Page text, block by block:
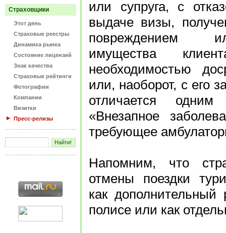
Страховщики
Этот день
Страховые реестры
Динамика рынка
Состояние лицензий
Знак качества
Страховые рейтинги
Фотографии
Компании
Визитки
Пресс-релизы
или супруга, с
выдаче визы,
повреждением
имущества
необходимостью
или, наоборот, с его
отличается
«Внезапное
требующее
Напомним, что
отмены поездки
как дополнительный
полисе или как